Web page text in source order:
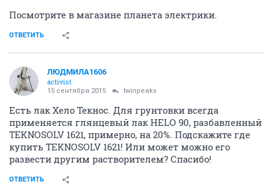
Посмотрите в магазине планета электрики.
ОТВЕТИТЬ
ЛЮДМИЛА1606
activist
15 сентября 2015 twinpeaks
Есть лак Хело Текнос. Для грунтовки всегда
применяется глянцевый лак HELO 90, разбавленный
ТEKNOSOLV 1621, примерно, на 20%. Подскажите где
купить ТEKNOSOLV 1621! Или может можно его
развести другим растворителем? Спасибо!
ОТВЕТИТЬ